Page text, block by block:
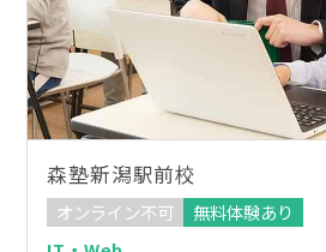
森塾新潟駅前校
オンライン不可
無料体験あり